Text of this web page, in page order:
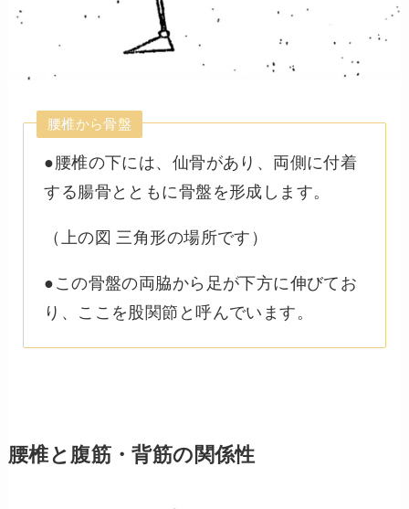
腰椎から骨盤
●腰椎の下には、仙骨があり、両側に付着
する腸骨とともに骨盤を形成します。
（上の図 三角形の場所です）
●この骨盤の両脇から足が下方に伸びてお
り、ここを股関節と呼んでいます。
腰椎と腹筋・背筋の関係性